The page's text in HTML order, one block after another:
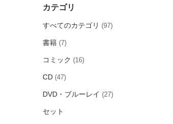
カテゴリ
すべてのカテゴリ (97)
書籍 (7)
コミック (16)
CD (47)
DVD・ブルーレイ (27)
セット